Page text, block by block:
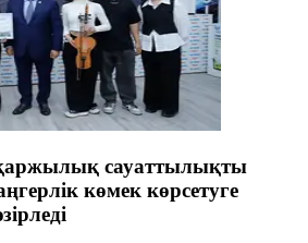
қаржылық сауаттылықты
көмек көрсетуге